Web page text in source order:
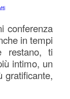
conferenza
in tempi
restano, ti
intimo, un
gratificante,